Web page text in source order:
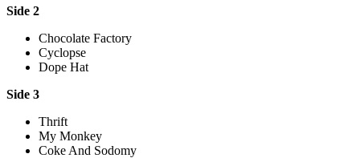
Side 2
Chocolate Factory
Cyclopse
Dope Hat
Side 3
Thrift
My Monkey
Coke And Sodomy